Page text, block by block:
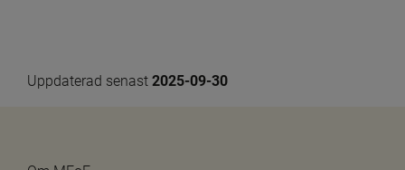
Uppdaterad senast 2025-09-30